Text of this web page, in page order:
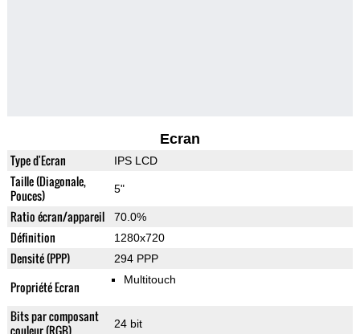
Ecran
Type d'Ecran IPS LCD
Taille (Diagonale,
Pouces)
5"
Ratio écran/appareil 70.0%
Définition 1280x720
Densité (PPP) 294 PPP
Propriété Ecran Multitouch
Bits par composant
couleur (RGB)
24 bit